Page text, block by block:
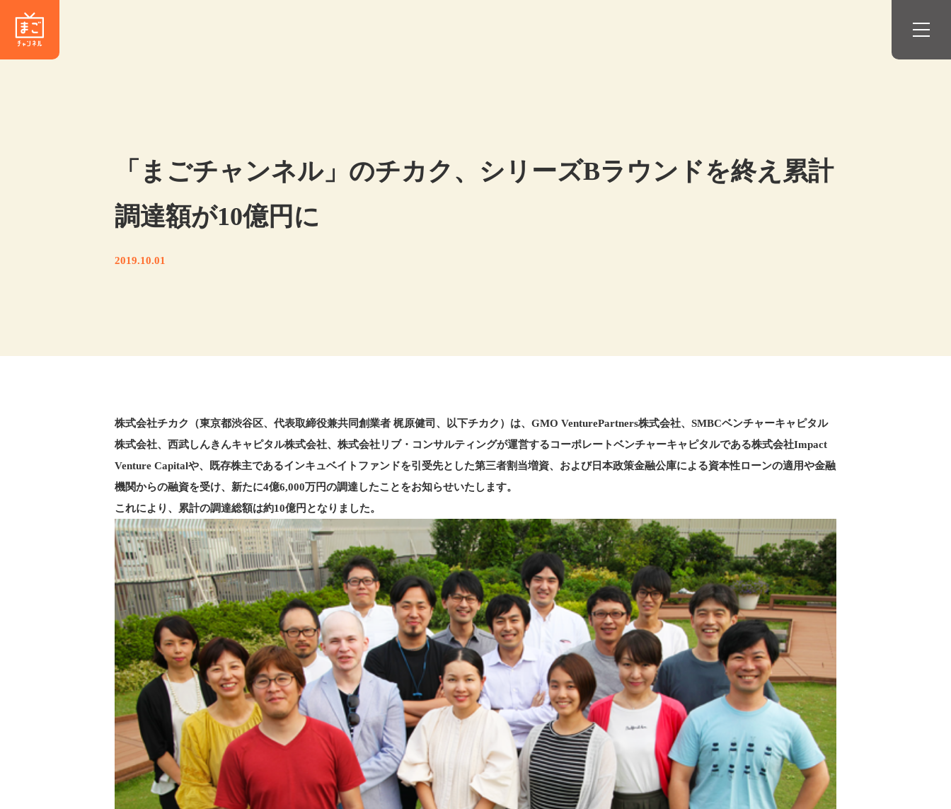
「まごチャンネル」のチカク、シリーズBラウンドを終え累計
調達額が10億円に
2019.10.01
株式会社チカク（東京都渋谷区、代表取締役兼共同創業者 梶原健司、以下チカク）は、GMO VenturePartners株式会社、SMBCベンチャーキャピタル
株式会社、西武しんきんキャピタル株式会社、株式会社リブ・コンサルティングが運営するコーポレートベンチャーキャピタルである株式会社Impact
Venture Capitalや、既存株主であるインキュベイトファンドを引受先とした第三者割当増資、および日本政策金融公庫による資本性ローンの適用や金融
機関からの融資を受け、新たに4億6,000万円の調達したことをお知らせいたします。
これにより、累計の調達総額は約10億円となりました。